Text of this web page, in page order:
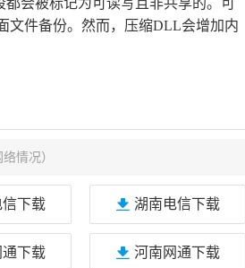
都会被标记为可读写且非共享的。可
文件备份。然而，压缩DLL会增加内
情况）
下载 湖南电信下载
下载 河南网通下载